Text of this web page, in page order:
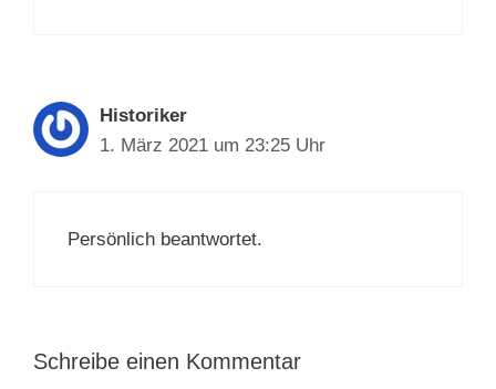
Historiker
1. März 2021 um 23:25 Uhr
Persönlich beantwortet.
Schreibe einen Kommentar